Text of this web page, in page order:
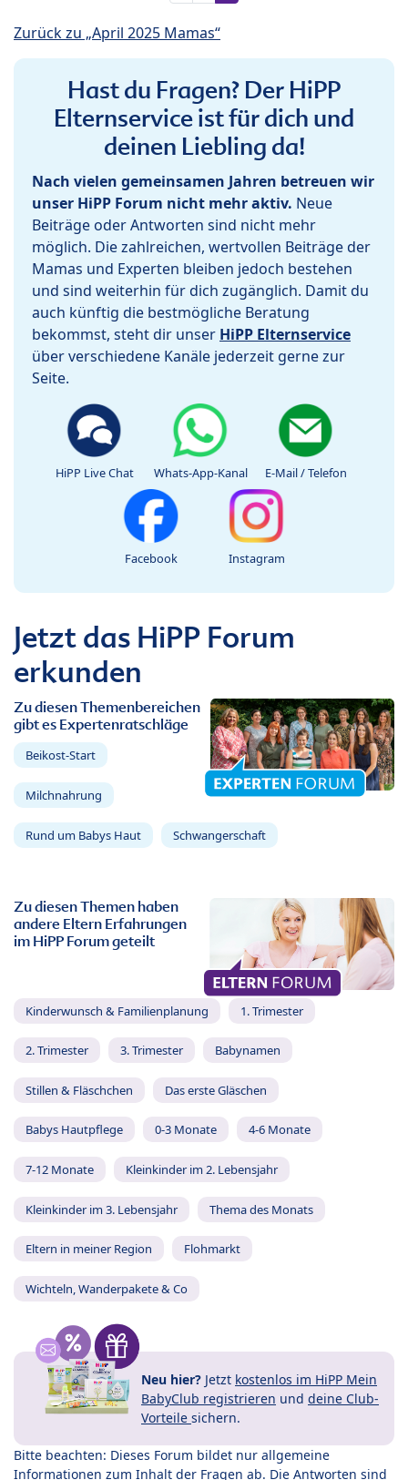
Zurück zu „April 2025 Mamas“
Hast du Fragen? Der HiPP
Elternservice ist für dich und
deinen Liebling da!
Nach vielen gemeinsamen Jahren betreuen wir
unser HiPP Forum nicht mehr aktiv. Neue
Beiträge oder Antworten sind nicht mehr
möglich. Die zahlreichen, wertvollen Beiträge der
Mamas und Experten bleiben jedoch bestehen
und sind weiterhin für dich zugänglich. Damit du
auch künftig die bestmögliche Beratung
bekommst, steht dir unser HiPP Elternservice
über verschiedene Kanäle jederzeit gerne zur
Seite.
HiPP Live Chat Whats-App-Kanal E-Mail / Telefon
Facebook Instagram
Jetzt das HiPP Forum
erkunden
Zu diesen Themenbereichen
gibt es Expertenratschläge
Beikost-Start
Milchnahrung
Rund um Babys Haut Schwangerschaft
Zu diesen Themen haben
andere Eltern Erfahrungen
im HiPP Forum geteilt
Kinderwunsch & Familienplanung 1. Trimester
2. Trimester 3. Trimester Babynamen
Stillen & Fläschchen Das erste Gläschen
Babys Hautpflege 0-3 Monate 4-6 Monate
7-12 Monate Kleinkinder im 2. Lebensjahr
Kleinkinder im 3. Lebensjahr Thema des Monats
Eltern in meiner Region Flohmarkt
Wichteln, Wanderpakete & Co
Neu hier? Jetzt kostenlos im HiPP Mein
BabyClub registrieren und deine Club-
Vorteile sichern.
Bitte beachten: Dieses Forum bildet nur allgemeine
Informationen zum Inhalt der Fragen ab. Die Antworten sind